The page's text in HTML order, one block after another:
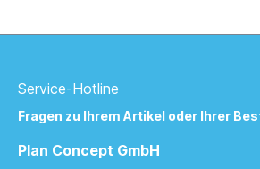
Reflects GmbH Toyota-Allee 54,
Service-Hotline
Fragen zu Ihrem Artikel oder Ihrer
Plan Concept GmbH